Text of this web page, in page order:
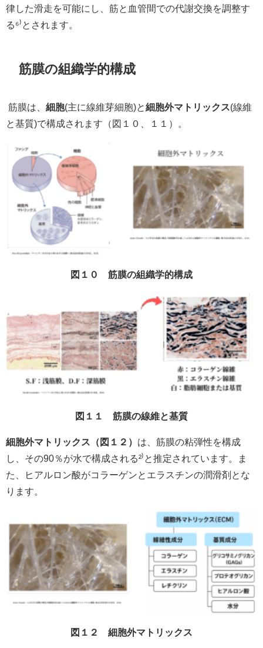
律した滑走を可能にし、筋と血管間での代謝交換を調整す
る⁶⁾とされます。
筋膜の組織学的構成
筋膜は、 細胞(主に線維芽細胞)と細胞外マトリックス(線維
と基質)で構成されます（図１０、１１）。
図１０ 筋膜の組織学的構成
図１１ 筋膜の線維と基質
細胞外マトリックス（図１２） は、筋膜の粘弾性を構成
し、その90％が水で構成される²⁾ と推定されています。ま
た、ヒアルロン酸がコラーゲンとエラスチンの潤滑剤とな
ります。
図１２ 細胞外マトリックス